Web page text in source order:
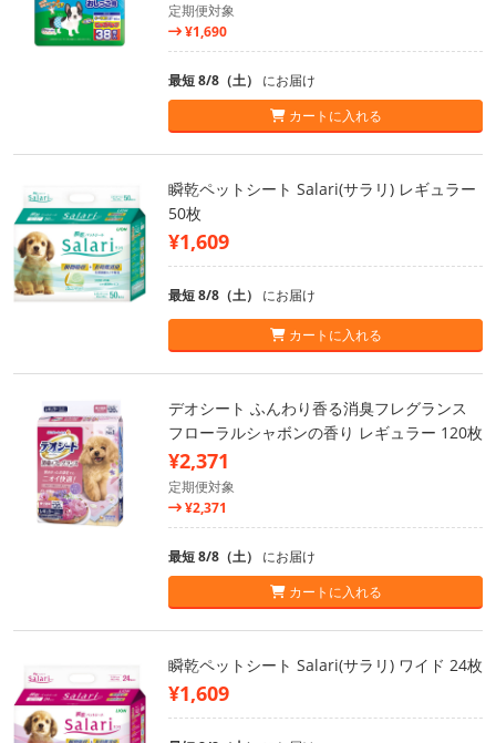
定期便対象
¥1,690
最短 8/8（土） にお届け
カートに入れる
瞬乾ペットシート Salari(サラリ) レギュラー
50枚
¥1,609
最短 8/8（土） にお届け
カートに入れる
デオシート ふんわり香る消臭フレグランス
フローラルシャボンの香り レギュラー 120枚
¥2,371
定期便対象
¥2,371
最短 8/8（土） にお届け
カートに入れる
瞬乾ペットシート Salari(サラリ) ワイド 24枚
¥1,609